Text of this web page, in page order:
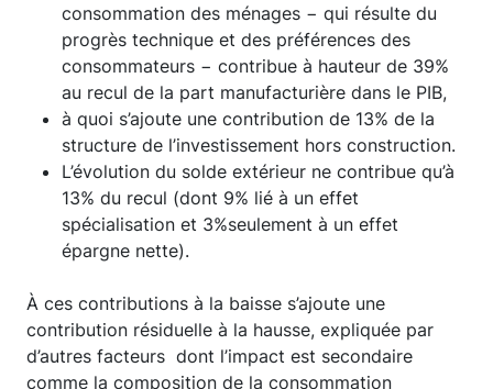
consommation des ménages − qui résulte du
progrès technique et des préférences des
consommateurs − contribue à hauteur de 39%
au recul de la part manufacturière dans le PIB,
à quoi s’ajoute une contribution de 13% de la
structure de l’investissement hors construction.
L’évolution du solde extérieur ne contribue qu’à
13% du recul (dont 9% lié à un effet
spécialisation et 3%seulement à un effet
épargne nette).
À ces contributions à la baisse s’ajoute une
contribution résiduelle à la hausse, expliquée par
d’autres facteurs dont l’impact est secondaire
comme la composition de la consommation